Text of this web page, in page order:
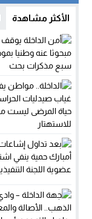
الأكثر مشاهدة